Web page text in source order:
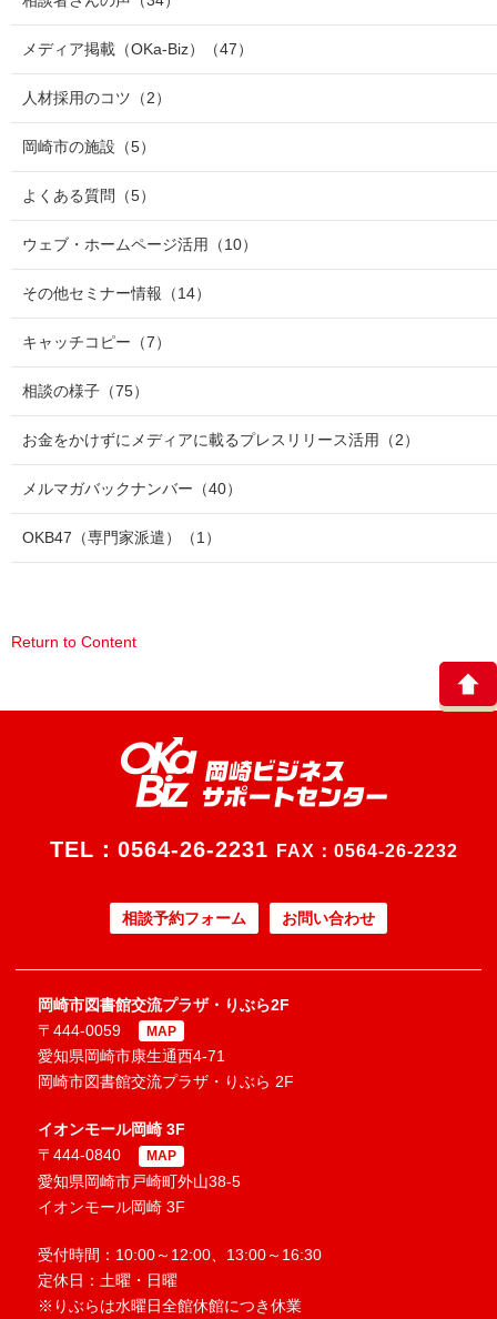
メディア掲載（OKa-Biz） （47）
人材採用のコツ （2）
岡崎市の施設 （5）
よくある質問 （5）
ウェブ・ホームページ活用 （10）
その他セミナー情報 （14）
キャッチコピー （7）
相談の様子 （75）
お金をかけずにメディアに載るプレスリリース活用 （2）
メルマガバックナンバー （40）
OKB47（専門家派遣） （1）
Return to Content
TEL： 0564-26-2231 FAX：0564-26-2232
相談予約フォーム お問い合わせ
岡崎市図書館交流プラザ・りぶら2F
〒444-0059
MAP
愛知県岡崎市康生通西4-71
岡崎市図書館交流プラザ・りぶら 2F
イオンモール岡崎 3F
〒444-0840
MAP
愛知県岡崎市戸崎町外山38-5
イオンモール岡崎 3F
受付時間：10:00～12:00、13:00～16:30
定休日：土曜・日曜
※りぶらは水曜日全館休館につき休業